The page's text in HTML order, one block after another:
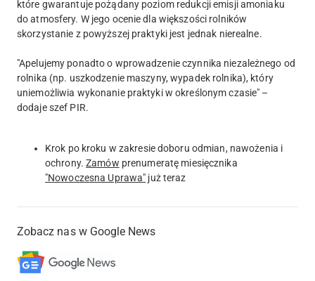
które gwarantuje pożądany poziom redukcji emisji amoniaku
do atmosfery. W jego ocenie dla większości rolników
skorzystanie z powyższej praktyki jest jednak nierealne.
"Apelujemy ponadto o wprowadzenie czynnika niezależnego od
rolnika (np. uszkodzenie maszyny, wypadek rolnika), który
uniemożliwia wykonanie praktyki w określonym czasie" –
dodaje szef PIR.
Krok po kroku w zakresie doboru odmian, nawożenia i
ochrony.Zamów prenumeratę miesięcznika
"Nowoczesna Uprawa" już teraz
Zobacz nas w Google News